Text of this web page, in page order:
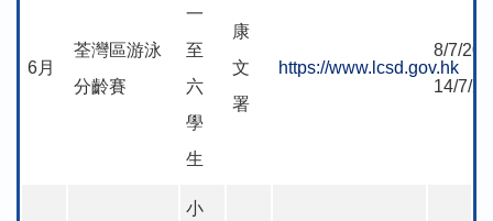
6月
荃灣區游泳
分齡賽
一
至
六
學
生
康
文
署
https://www.lcsd.gov.hk
8/7/
14/7/
小